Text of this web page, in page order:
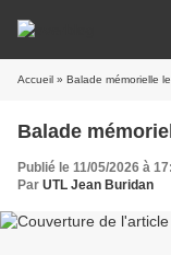
Accueil » Balade mémorielle
Balade
Publié le 11/05/2026 à
Par UTL Jean Buridan